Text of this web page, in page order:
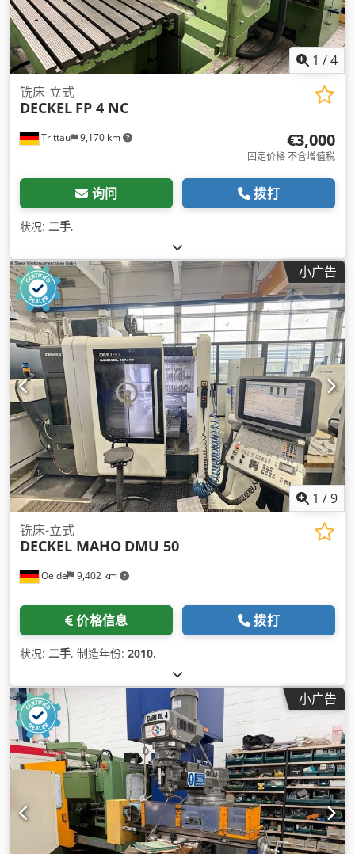
1 /4
Trittau 9,170 km
铣床-立式
DECKEL FP 4 NC
€3,000
固定价格 不含增值税
询问 拨打
状况: 二手,
小广告
1 /9
Oelde 9,402 km
铣床-立式
DECKEL MAHO DMU 50
价格信息 拨打
状况: 二手, 制造年份: 2010,
小广告